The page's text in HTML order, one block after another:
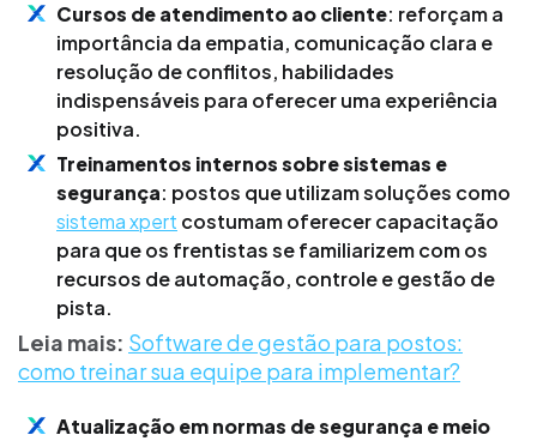
Cursos de atendimento ao cliente: reforçam a
importância da empatia, comunicação clara e
resolução de conflitos, habilidades
indispensáveis para oferecer uma experiência
positiva.
Treinamentos internos sobre sistemas e
segurança: postos que utilizam soluções como
sistema xpert costumam oferecer capacitação
para que os frentistas se familiarizem com os
recursos de automação, controle e gestão de
pista.
Leia mais: Software de gestão para postos:
como treinar sua equipe para implementar?
Atualização em normas de segurança e meio